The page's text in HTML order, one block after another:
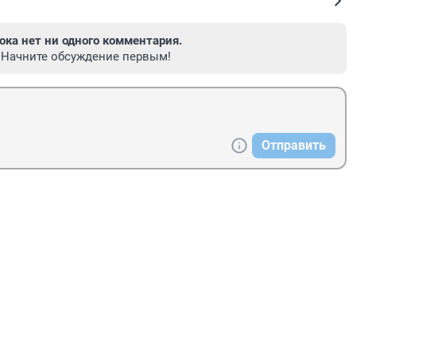
нет ни одного комментария.
Начните обсуждение первым!
Отправить